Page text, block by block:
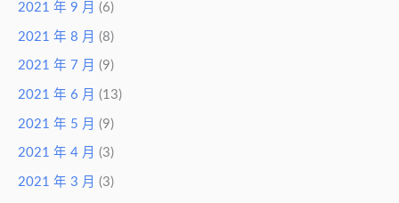
2021 年 9 月 (6)
2021 年 8 月 (8)
2021 年 7 月 (9)
2021 年 6 月 (13)
2021 年 5 月 (9)
2021 年 4 月 (3)
2021 年 3 月 (3)